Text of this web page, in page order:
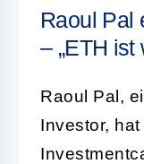
Raoul Pal
– „ETH ist
Raoul Pal,
Investor,